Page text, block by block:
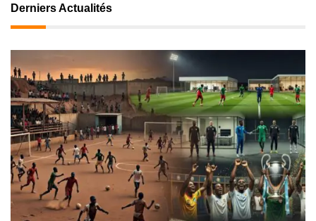
Derniers Actualités